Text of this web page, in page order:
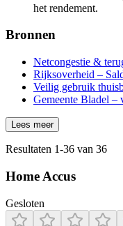
het rendement.
Bronnen
Netcongestie &
Rijksoverheid –
Veilig gebruik
Gemeente Bladel –
Lees meer
Resultaten 1-36 van 36
Home Accus
Gesloten